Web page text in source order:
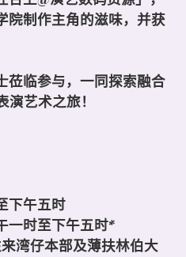
院制作主角的滋味，并获
莅临参与，一同探索融合
演艺术之旅！
下午五时
一时至下午五时*
湾仔本部及薄扶林伯大